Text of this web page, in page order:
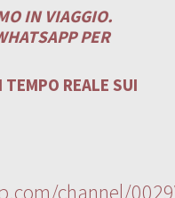
IN VIAGGIO.
PER
TEMPO REALE SUI
channel/